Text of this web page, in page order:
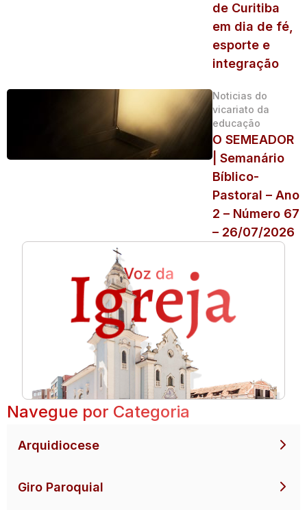
de Curitiba
em dia de fé,
esporte e
integração
Noticias do
vicariato da
educação
O SEMEADOR
| Semanário
Bíblico-
Pastoral – Ano
2 – Número 67
– 26/07/2026
Navegue por Categoria
Arquidiocese
Giro Paroquial